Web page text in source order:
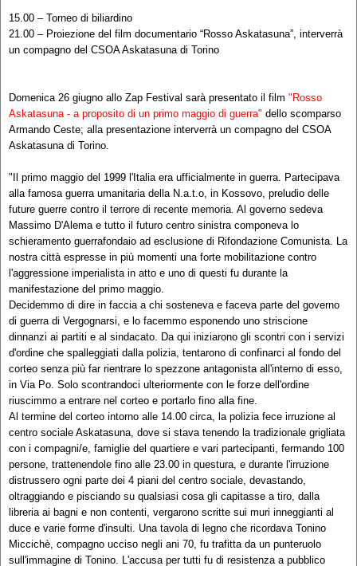
15.00 – Torneo di biliardino
21.00 – Proiezione del film documentario “Rosso Askatasuna”, interverrà
un compagno del CSOA Askatasuna di Torino
Domenica 26 giugno allo Zap Festival sarà presentato il film "Rosso
Askatasuna - a proposito di un primo maggio di guerra" dello scomparso
Armando Ceste; alla presentazione interverrà un compagno del CSOA
Askatasuna di Torino.
"Il primo maggio del 1999 l'Italia era ufficialmente in guerra. Partecipava
alla famosa guerra umanitaria della N.a.t.o, in Kossovo, preludio delle
future guerre contro il terrore di recente memoria. Al governo sedeva
Massimo D'Alema e tutto il futuro centro sinistra componeva lo
schieramento guerrafondaio ad esclusione di Rifondazione Comunista. La
nostra città espresse in più momenti una forte mobilitazione contro
l'aggressione imperialista in atto e uno di questi fu durante la
manifestazione del primo maggio.
Decidemmo di dire in faccia a chi sosteneva e faceva parte del governo
di guerra di Vergognarsi, e lo facemmo esponendo uno striscione
dinnanzi ai partiti e al sindacato. Da qui iniziarono gli scontri con i servizi
d'ordine che spalleggiati dalla polizia, tentarono di confinarci al fondo del
corteo senza più far rientrare lo spezzone antagonista all'interno di esso,
in Via Po. Solo scontrandoci ulteriormente con le forze dell'ordine
riuscimmo a entrare nel corteo e portarlo fino alla fine.
Al termine del corteo intorno alle 14.00 circa, la polizia fece irruzione al
centro sociale Askatasuna, dove si stava tenendo la tradizionale grigliata
con i compagni/e, famiglie del quartiere e vari partecipanti, fermando 100
persone, trattenendole fino alle 23.00 in questura, e durante l'irruzione
distrussero ogni parte dei 4 piani del centro sociale, devastando,
oltraggiando e pisciando su qualsiasi cosa gli capitasse a tiro, dalla
libreria ai bagni e non contenti, vergarono scritte sui muri inneggianti al
duce e varie forme d'insulti. Una tavola di legno che ricordava Tonino
Miccichè, compagno ucciso negli ani 70, fu trafitta da un punteruolo
sull'immagine di Tonino. L'accusa per tutti fu di resistenza a pubblico